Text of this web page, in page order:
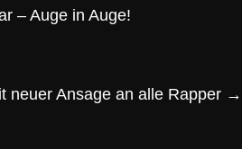
– Auge in Auge!
neuer Ansage an alle Rapper →